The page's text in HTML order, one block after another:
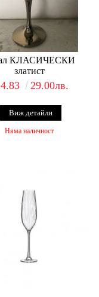
КЛАСИЧЕСКИ
златист
29.00лв.
Виж детайли
Няма наличност